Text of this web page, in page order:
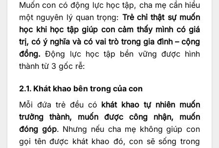
Muốn con có động lực học tập, cha mẹ cần hiểu
một nguyên lý quan trọng: Trẻ chỉ thật sự muốn
học khi học tập giúp con cảm thấy mình có giá
trị, có ý nghĩa và có vai trò trong gia đình – cộng
đồng.Động lực học tập bền vững được hình
thành từ 3 gốc rễ:
2.1. Khát khao bên trong của con
Mỗi đứa trẻ đều có khát khao tự nhiên muốn
trưởng thành, muốn được công nhận, muốn
đóng góp. Nhưng nếu cha mẹ không giúp con
gọi tên được khát khao đó, con sẽ sống trong